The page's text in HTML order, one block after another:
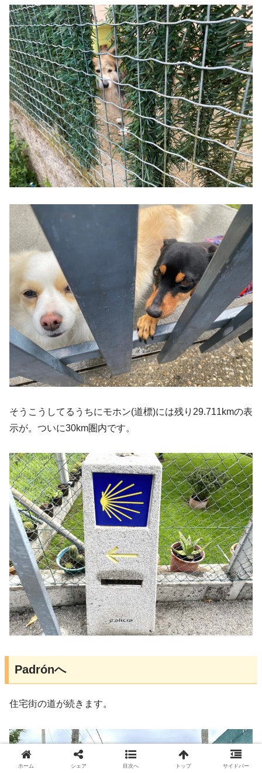
そうこうしてるうちにモホン(道標)には残り29.711kmの表
示が。ついに30km圏内です。
Padrónへ
住宅街の道が続きます。
ホーム シェア 目次へ トップ サイドバー